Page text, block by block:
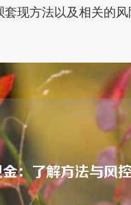
现方法以及相关的风